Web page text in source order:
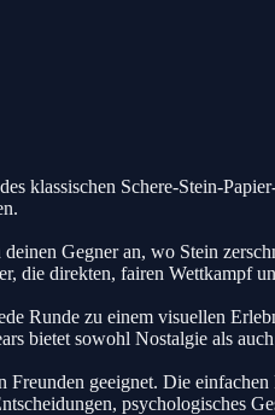
klassischen Schere-Stein-
Gegner an, wo Stein
die direkten, fairen Wettkampf
Runde zu einem visuellen
bietet sowohl Nostalgie als
geeignet. Die
psychologisches